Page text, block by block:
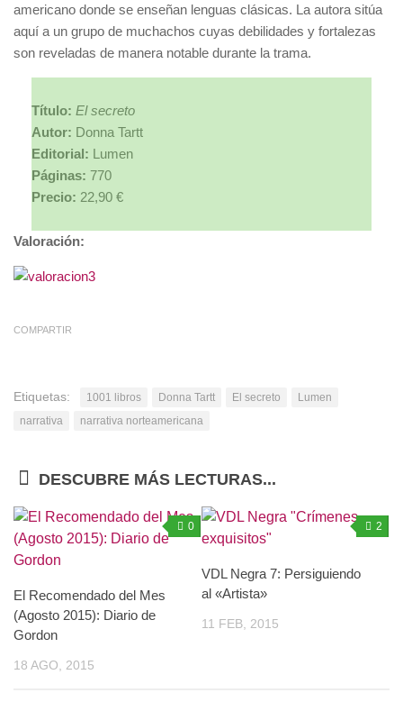
americano donde se enseñan lenguas clásicas. La autora sitúa
aquí a un grupo de muchachos cuyas debilidades y fortalezas
son reveladas de manera notable durante la trama.
Título: El secreto
Autor: Donna Tartt
Editorial: Lumen
Páginas: 770
Precio: 22,90 €
Valoración:
COMPARTIR
Etiquetas: 1001 libros Donna Tartt El secreto
Lumen
narrativa
narrativa norteamericana
DESCUBRE MÁS LECTURAS...
0
El Recomendado del Mes
(Agosto 2015): Diario de
Gordon
18 AGO, 2015
2
VDL Negra 7: Persiguiendo
al «Artista»
11 FEB, 2015